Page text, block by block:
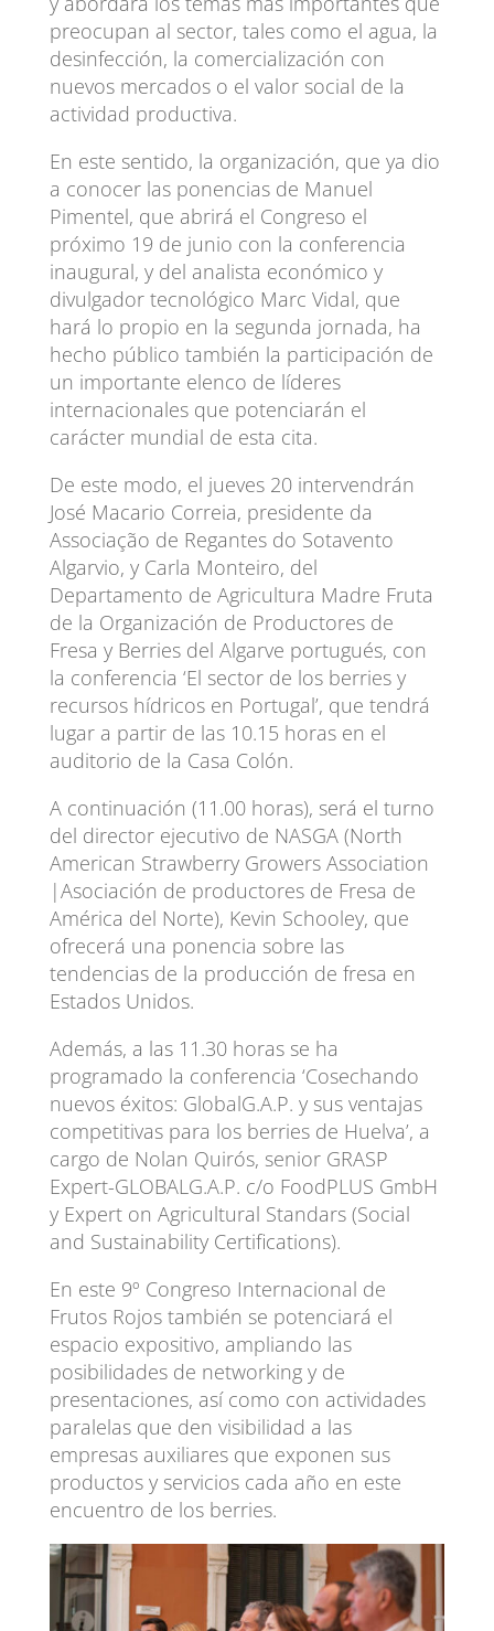
preocupan al sector, tales como el agua, la
desinfección, la comercialización con
nuevos mercados o el valor social de la
actividad productiva.
En este sentido, la organización, que ya dio
a conocer las ponencias de Manuel
Pimentel, que abrirá el Congreso el
próximo 19 de junio con la conferencia
inaugural, y del analista económico y
divulgador tecnológico Marc Vidal, que
hará lo propio en la segunda jornada, ha
hecho público también la participación de
un importante elenco de líderes
internacionales que potenciarán el
carácter mundial de esta cita.
De este modo, el jueves 20 intervendrán
José Macario Correia, presidente da
Associação de Regantes do Sotavento
Algarvio, y Carla Monteiro, del
Departamento de Agricultura Madre Fruta
de la Organización de Productores de
Fresa y Berries del Algarve portugués, con
la conferencia ‘El sector de los berries y
recursos hídricos en Portugal’, que tendrá
lugar a partir de las 10.15 horas en el
auditorio de la Casa Colón.
A continuación (11.00 horas), será el turno
del director ejecutivo de NASGA (North
American Strawberry Growers Association
|Asociación de productores de Fresa de
América del Norte), Kevin Schooley, que
ofrecerá una ponencia sobre las
tendencias de la producción de fresa en
Estados Unidos.
Además, a las 11.30 horas se ha
programado la conferencia ‘Cosechando
nuevos éxitos: GlobalG.A.P. y sus ventajas
competitivas para los berries de Huelva’, a
cargo de Nolan Quirós, senior GRASP
Expert-GLOBALG.A.P. c/o FoodPLUS GmbH
y Expert on Agricultural Standars (Social
and Sustainability Certifications).
En este 9º Congreso Internacional de
Frutos Rojos también se potenciará el
espacio expositivo, ampliando las
posibilidades de networking y de
presentaciones, así como con actividades
paralelas que den visibilidad a las
empresas auxiliares que exponen sus
productos y servicios cada año en este
encuentro de los berries.